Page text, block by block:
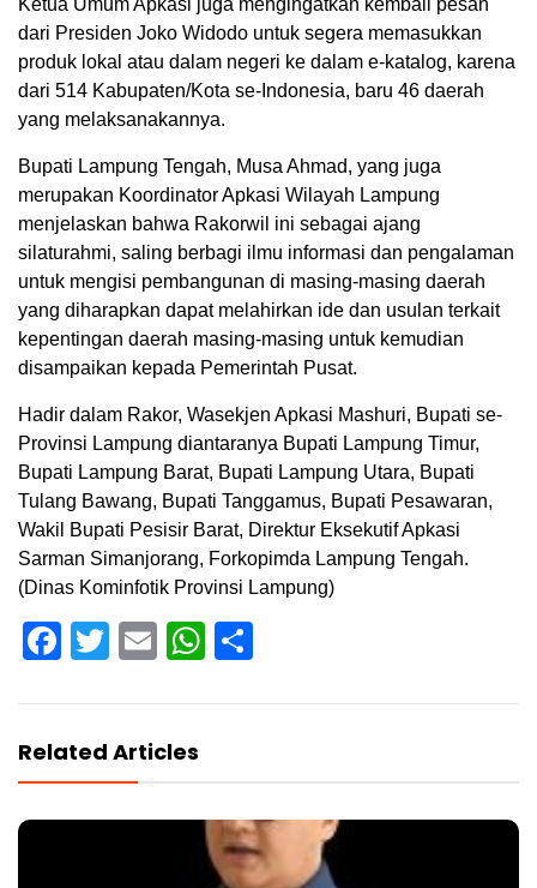
dari Presiden Joko Widodo untuk segera memasukkan
produk lokal atau dalam negeri ke dalam e-katalog, karena
dari 514 Kabupaten/Kota se-Indonesia, baru 46 daerah
yang melaksanakannya.
Bupati Lampung Tengah, Musa Ahmad, yang juga
merupakan Koordinator Apkasi Wilayah Lampung
menjelaskan bahwa Rakorwil ini sebagai ajang
silaturahmi, saling berbagi ilmu informasi dan pengalaman
untuk mengisi pembangunan di masing-masing daerah
yang diharapkan dapat melahirkan ide dan usulan terkait
kepentingan daerah masing-masing untuk kemudian
disampaikan kepada Pemerintah Pusat.
Hadir dalam Rakor, Wasekjen Apkasi Mashuri, Bupati se-
Provinsi Lampung diantaranya Bupati Lampung Timur,
Bupati Lampung Barat, Bupati Lampung Utara, Bupati
Tulang Bawang, Bupati Tanggamus, Bupati Pesawaran,
Wakil Bupati Pesisir Barat, Direktur Eksekutif Apkasi
Sarman Simanjorang, Forkopimda Lampung Tengah.
(Dinas Kominfotik Provinsi Lampung)
Facebook
Twitter
EmailWhatsApp
Related Articles